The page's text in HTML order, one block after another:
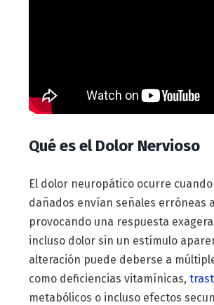
Qué es el Dolor Nervioso
El dolor neuropático ocurre
dañados envían señales erróneas
provocando una respuesta
incluso dolor sin un estímulo
alteración puede deberse a
como deficiencias vitamínicas,
metabólicos o incluso efectos